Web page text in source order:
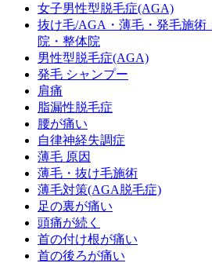
女子男性型脱毛症(AGA)
抜け毛/AGA・薄毛・発毛施術
院・整体院
男性型脱毛症(AGA)
発毛 シャンプー
肩痛
脂漏性脱毛症
腰が痛い
自律神経失調症
薄毛 原因
薄毛・抜け毛施術
薄毛対策(AGA脱毛症)
足の裏が痛い
頭痛が続く
首の付け根が痛い
首の後ろが痛い